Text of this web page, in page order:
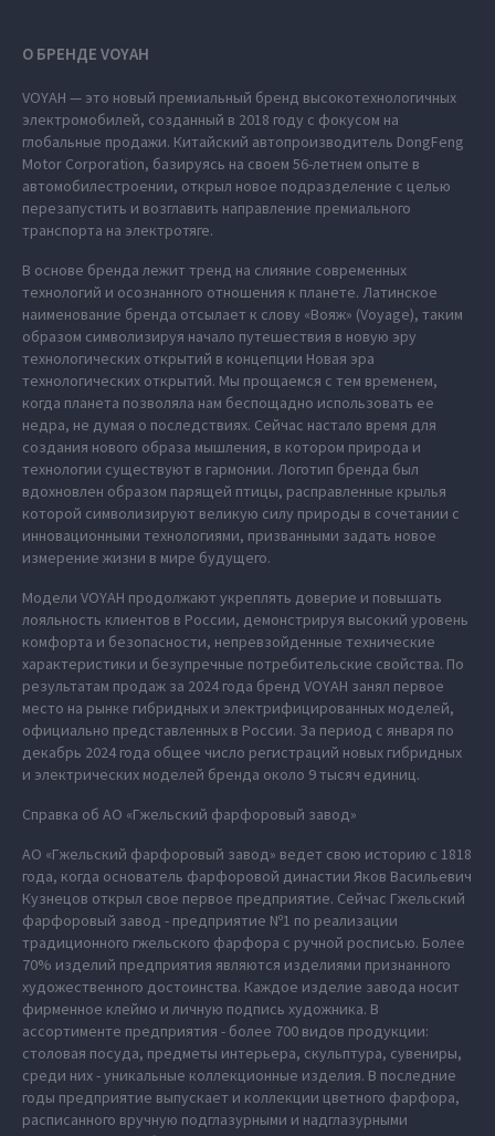
О БРЕНДЕ VOYAH
VOYAH — это новый премиальный бренд высокотехнологичных
электромобилей, созданный в 2018 году с фокусом на
глобальные продажи. Китайский автопроизводитель DongFeng
Motor Corporation, базируясь на своем 56-летнем опыте в
автомобилестроении, открыл новое подразделение с целью
перезапустить и возглавить направление премиального
транспорта на электротяге.
В основе бренда лежит тренд на слияние современных
технологий и осознанного отношения к планете. Латинское
наименование бренда отсылает к слову «Вояж» (Voyage), таким
образом символизируя начало путешествия в новую эру
технологических открытий в концепции Новая эра
технологических открытий. Мы прощаемся с тем временем,
когда планета позволяла нам беспощадно использовать ее
недра, не думая о последствиях. Сейчас настало время для
создания нового образа мышления, в котором природа и
технологии существуют в гармонии. Логотип бренда был
вдохновлен образом парящей птицы, расправленные крылья
которой символизируют великую силу природы в сочетании с
инновационными технологиями, призванными задать новое
измерение жизни в мире будущего.
Модели VOYAH продолжают укреплять доверие и повышать
лояльность клиентов в России, демонстрируя высокий уровень
комфорта и безопасности, непревзойденные технические
характеристики и безупречные потребительские свойства. По
результатам продаж за 2024 года бренд VOYAH занял первое
место на рынке гибридных и электрифицированных моделей,
официально представленных в России. За период с января по
декабрь 2024 года общее число регистраций новых гибридных
и электрических моделей бренда около 9 тысяч единиц.
Справка об АО «Гжельский фарфоровый завод»
АО «Гжельский фарфоровый завод» ведет свою историю с 1818
года, когда основатель фарфоровой династии Яков Васильевич
Кузнецов открыл свое первое предприятие. Сейчас Гжельский
фарфоровый завод - предприятие Nº1 по реализации
традиционного гжельского фарфора с ручной росписью. Более
70% изделий предприятия являются изделиями признанного
художественного достоинства. Каждое изделие завода носит
фирменное клеймо и личную подпись художника. В
ассортименте предприятия - более 700 видов продукции:
столовая посуда, предметы интерьера, скульптура, сувениры,
среди них - уникальные коллекционные изделия. В последние
годы предприятие выпускает и коллекции цветного фарфора,
расписанного вручную подглазурными и надглазурными